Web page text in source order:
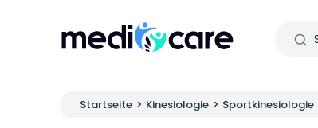
Startseite > Kinesiologie > Sportkinesiologie